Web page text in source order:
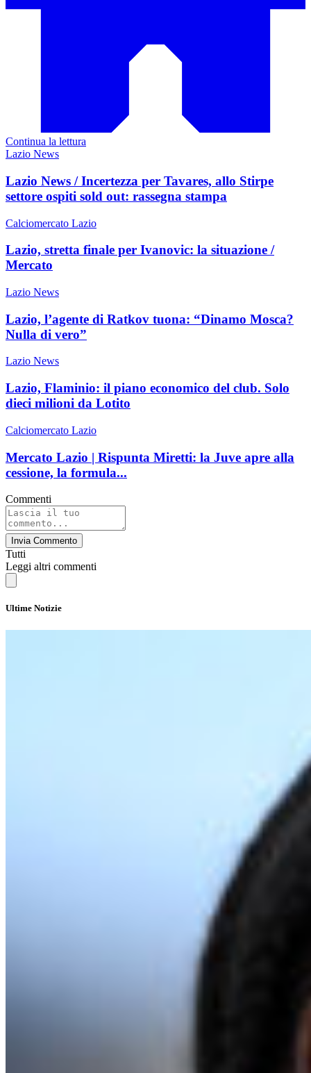
Continua la lettura
Lazio News
Lazio News / Incertezza per Tavares, allo Stirpe
settore ospiti sold out: rassegna stampa
Calciomercato Lazio
Lazio, stretta finale per Ivanovic: la situazione /
Mercato
Lazio News
Lazio, l’agente di Ratkov tuona: “Dinamo Mosca?
Nulla di vero”
Lazio News
Lazio, Flaminio: il piano economico del club. Solo
dieci milioni da Lotito
Calciomercato Lazio
Mercato Lazio | Rispunta Miretti: la Juve apre alla
cessione, la formula...
Commenti
Invia Commento
Tutti
Leggi altri commenti
Ultime Notizie